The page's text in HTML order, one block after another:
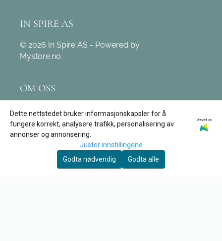
IN SPIRE AS
© 2026 In Spire AS - Powered by
Mystore.no
OM OSS
Leivdalsvegen 171
6774 Nordfjordeid
Org. nr. 890 162 312
Dette nettstedet bruker informasjonskapsler for å
fungere korrekt, analysere trafikk, personalisering av
annonser og annonsering.
Drevet av
Juster innstillingene
Godta nødvendig
Godta alle